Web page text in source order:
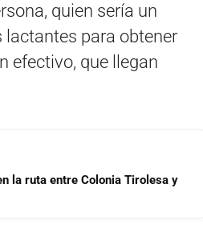
quien sería un
lactantes para obtener
efectivo, que llegan
la ruta entre Colonia Tirolesa y